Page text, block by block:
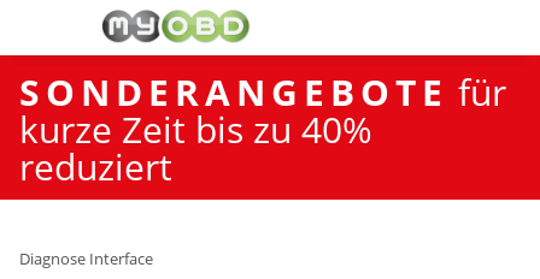
SONDERANGEBOTE für
kurze Zeit bis zu 40%
reduziert
Diagnose Interface